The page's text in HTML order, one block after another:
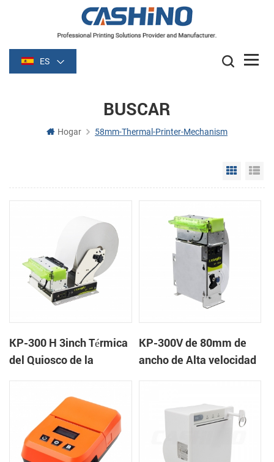
ES
BUSCAR
Hogar 58mm-Thermal-Printer-Mechanism
Grid
KP-300 H 3inch Térmica
del Quiosco de la
KP-300V de 80mm de
ancho de Alta velocidad